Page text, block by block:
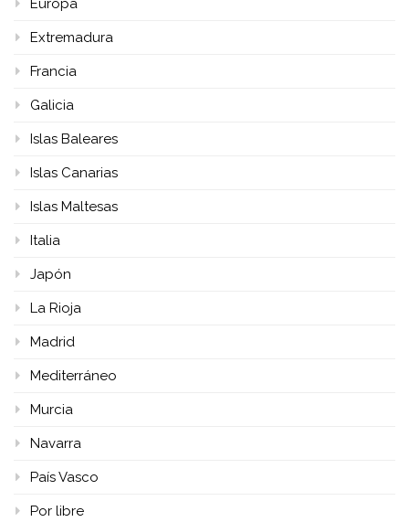
Europa
Extremadura
Francia
Galicia
Islas Baleares
Islas Canarias
Islas Maltesas
Italia
Japón
La Rioja
Madrid
Mediterráneo
Murcia
Navarra
País Vasco
Por libre